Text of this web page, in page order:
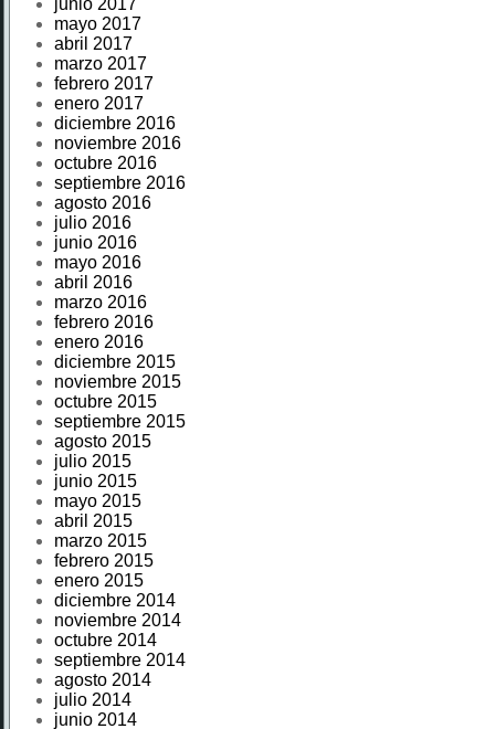
junio 2017
mayo 2017
abril 2017
marzo 2017
febrero 2017
enero 2017
diciembre 2016
noviembre 2016
octubre 2016
septiembre 2016
agosto 2016
julio 2016
junio 2016
mayo 2016
abril 2016
marzo 2016
febrero 2016
enero 2016
diciembre 2015
noviembre 2015
octubre 2015
septiembre 2015
agosto 2015
julio 2015
junio 2015
mayo 2015
abril 2015
marzo 2015
febrero 2015
enero 2015
diciembre 2014
noviembre 2014
octubre 2014
septiembre 2014
agosto 2014
julio 2014
junio 2014